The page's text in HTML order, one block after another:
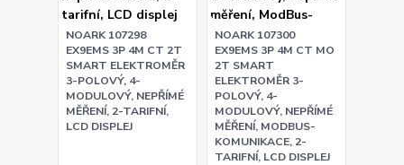
NOARK 107298
EX9EMS 3P 4M CT 2T
SMART ELEKTROMĚR
3-POLOVÝ, 4-
MODULOVÝ, NEPŘÍMÉ
MĚŘENÍ, 2-TARIFNÍ,
LCD DISPLEJ
NOARK 107300
EX9EMS 3P 4M CT MO
2T SMART
ELEKTROMĚR 3-
POLOVÝ, 4-
MODULOVÝ, NEPŘÍMÉ
MĚŘENÍ, MODBUS-
KOMUNIKACE, 2-
TARIFNÍ, LCD DISPLEJ